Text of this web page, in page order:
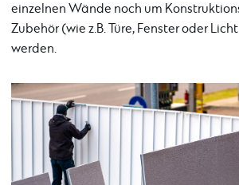
einzelnen Wände noch um
Zubehör (wie z.B. Türe, Fenster oder
werden.